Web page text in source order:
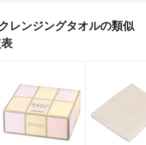
レンジングタオルの類似